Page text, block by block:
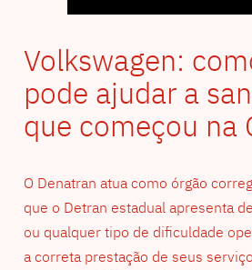
Volkswagen:
pode ajudar a
que começou na
O Denatran atua como órgão
que o Detran estadual apresenta
ou qualquer tipo de dificuldade
a correta prestação de seus